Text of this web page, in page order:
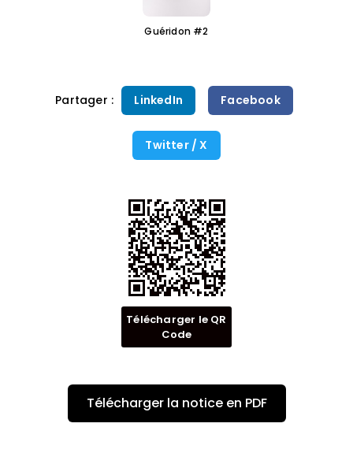
Guéridon #2
Partager : LinkedIn Facebook
Twitter / X
Télécharger le QR
Code
Télécharger la notice en PDF